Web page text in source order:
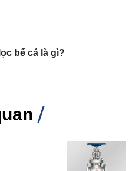
bể cá là gì?